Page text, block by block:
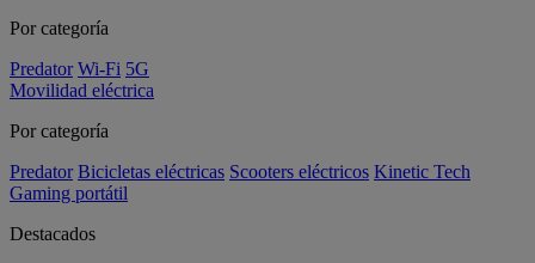
Por categoría
Predator Wi-Fi 5G
Movilidad eléctrica
Por categoría
Predator Bicicletas eléctricas Scooters eléctricos Kinetic Tech
Gaming portátil
Destacados